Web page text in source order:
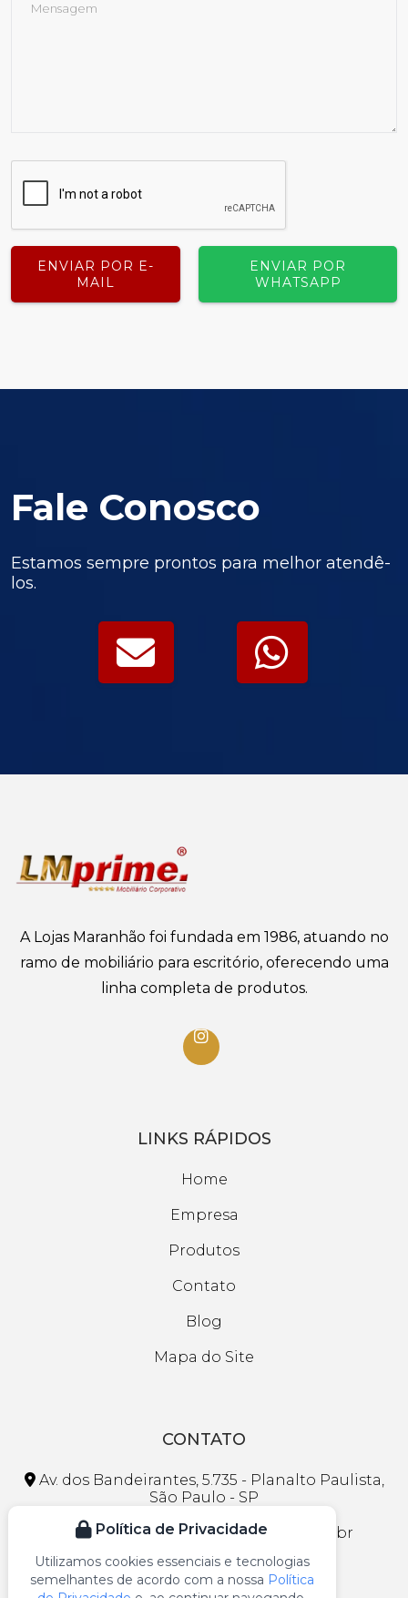
ENVIAR POR E-
MAIL
ENVIAR POR
WHATSAPP
Fale Conosco
Estamos sempre prontos para melhor atendê-
los.
A Lojas Maranhão foi fundada em 1986, atuando no
ramo de mobiliário para escritório, oferecendo uma
linha completa de produtos.
LINKS RÁPIDOS
Home
Empresa
Produtos
Contato
Blog
Mapa do Site
CONTATO
Av. dos Bandeirantes, 5.735 - Planalto Paulista,
São Paulo - SP
faleconosco@lojasmaranhao.com.br
(11) 3297-1013
Política de Privacidade
Utilizamos cookies essenciais e tecnologias
semelhantes de acordo com a nossa Política